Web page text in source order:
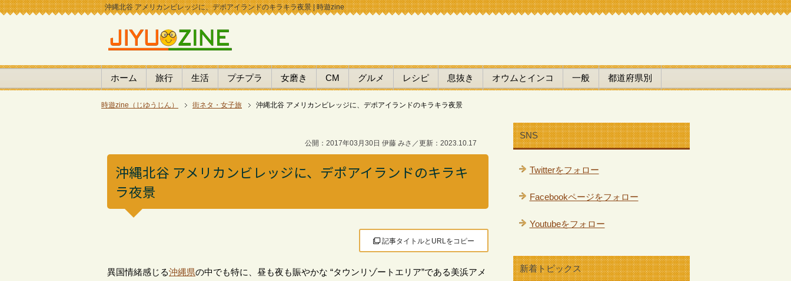
沖縄北谷 アメリカンビレッジに、デポアイランドのキラキラ夜景 | 時遊zine
ホーム 旅行 生活 プチプラ 女磨き CM グルメ レシピ 息抜き オウムとインコ 一般 都道府県別
時遊zine（じゆうじん） 街ネタ・女子旅 沖縄北谷 アメリカンビレッジに、デポアイランドのキラキラ夜景
公開：2017年03月30日 伊藤 みさ／更新：2023.10.17
沖縄北谷 アメリカンビレッジに、デポアイランドのキラキ
ラ夜景
記事タイトルとURLをコピー
異国情緒感じる沖縄県の中でも特に、昼も夜も賑やかな “タウンリゾートエリア”である美浜アメ
SNS
Twitterをフォロー
Facebookページをフォロー
Youtubeをフォロー
新着トピックス